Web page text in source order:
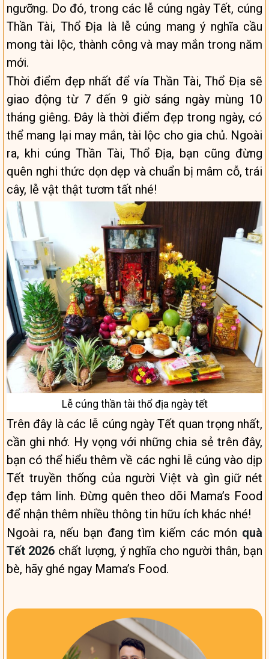
ngưỡng. Do đó, trong các lễ cúng ngày Tết, cúng
Thần Tài, Thổ Địa là lễ cúng mang ý nghĩa cầu
mong tài lộc, thành công và may mắn trong năm
mới.
Thời điểm đẹp nhất để vía Thần Tài, Thổ Địa sẽ
giao động từ 7 đến 9 giờ sáng ngày mùng 10
tháng giêng. Đây là thời điểm đẹp trong ngày, có
thể mang lại may mắn, tài lộc cho gia chủ. Ngoài
ra, khi cúng Thần Tài, Thổ Địa, bạn cũng đừng
quên nghi thức dọn dẹp và chuẩn bị mâm cỗ, trái
cây, lễ vật thật tươm tất nhé!
Lễ cúng thần tài thổ địa ngày tết
Trên đây là các lễ cúng ngày Tết quan trọng nhất,
cần ghi nhớ. Hy vọng với những chia sẻ trên đây,
bạn có thể hiểu thêm về các nghi lễ cúng vào dịp
Tết truyền thống của người Việt và gìn giữ nét
đẹp tâm linh. Đừng quên theo dõi Mama’s Food
để nhận thêm nhiều thông tin hữu ích khác nhé!
Ngoài ra, nếu bạn đang tìm kiếm các món quà
Tết 2026 chất lượng, ý nghĩa cho người thân, bạn
bè, hãy ghé ngay Mama’s Food.